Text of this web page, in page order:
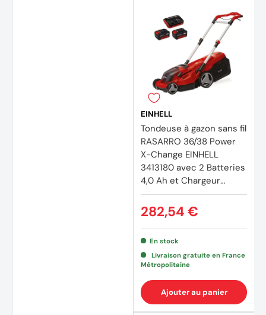
EINHELL
Tondeuse à gazon sans fil
RASARRO 36/38 Power
X-Change EINHELL
3413180 avec 2 Batteries
4,0 Ah et Chargeur
rapide
282,54 €
En stock
Livraison gratuite en France
Métropolitaine
Ajouter au panier